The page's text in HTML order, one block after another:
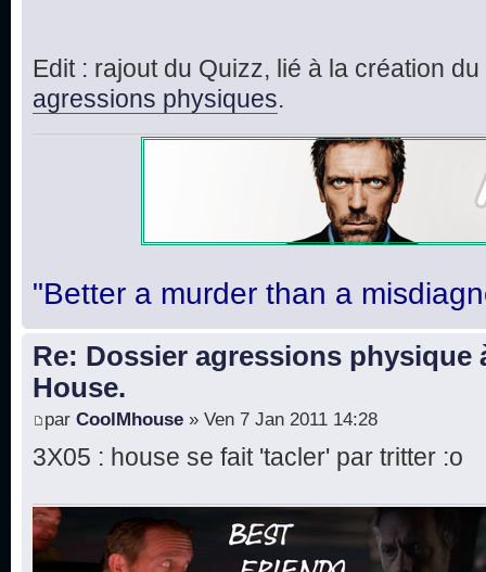
Edit : rajout du Quizz, lié à la création
agressions physiques.
"Better a murder than a
Re: Dossier agressions physique
House.
par CoolMhouse » Ven 7 Jan 2011 14:28
3X05 : house se fait 'tacler' par tritter :o